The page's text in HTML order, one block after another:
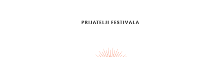
PRIJATELJI FESTIVALA